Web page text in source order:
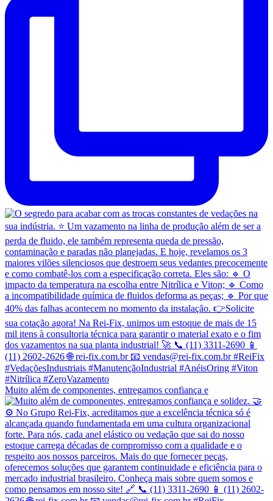
Muito além de componentes, entregamos confiança e